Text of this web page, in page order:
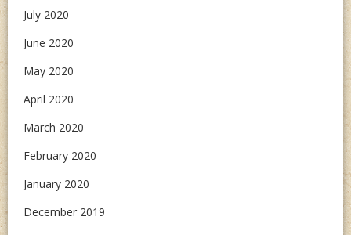
July 2020
June 2020
May 2020
April 2020
March 2020
February 2020
January 2020
December 2019